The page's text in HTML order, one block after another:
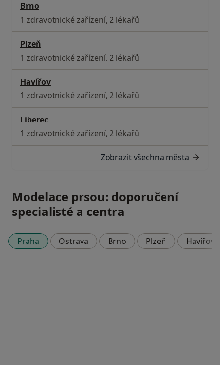
Brno
1 zdravotnické zařízení, 2 lékařů
Plzeň
1 zdravotnické zařízení, 2 lékařů
Havířov
1 zdravotnické zařízení, 2 lékařů
Liberec
1 zdravotnické zařízení, 2 lékařů
Zobrazit všechna města
Modelace prsou: doporučení
specialisté a centra
Praha Ostrava Brno Plzeň Havířov